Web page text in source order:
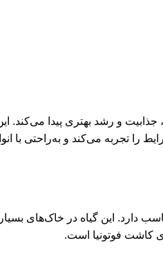
را تجربه می‌کند و به‌راحتی با
دارد. این گیاه در خاک‌های
کاشت فوتونیا است.